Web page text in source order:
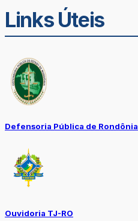
Links Úteis
Defensoria Pública de Rondônia
Ouvidoria TJ-RO